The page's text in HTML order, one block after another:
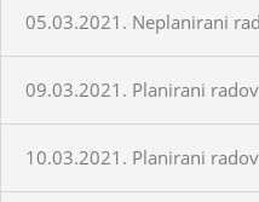
05.03.2021. Neplanirani
09.03.2021. Planirani
10.03.2021. Planirani